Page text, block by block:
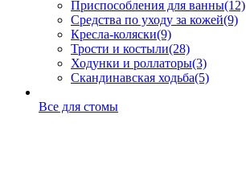
Приспособления для ванны(12)
Средства по уходу за кожей(9)
Кресла-коляски(9)
Трости и костыли(28)
Ходунки и роллаторы(3)
Скандинавская ходьба(5)
Все для стомы